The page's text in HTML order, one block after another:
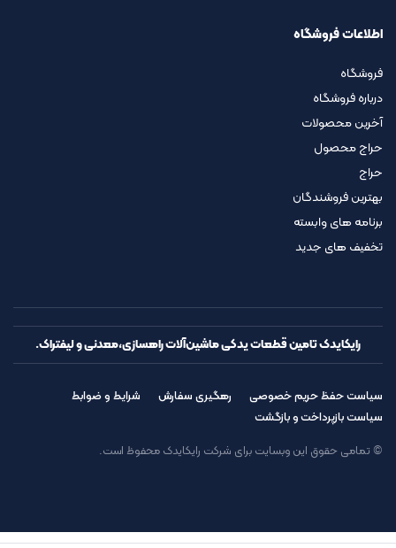
اطلاعات فروشگاه
فروشگاه
درباره فروشگاه
آخرین محصولات
حراج محصول
حراج
بهترین فروشندگان
برنامه های وابسته
تخفیف های جدید
رایکایدک تامین قطعات یدکی ماشین‌آلات راهسازی،معدنی و لیفتراک.
سیاست حفظ حریم خصوصی رهگیری سفارش
شرایط و ضوابط
سیاست بازپرداخت و بازگشت
© تمامی حقوق این وبسایت برای شرکت رایکایدک محفوظ است.